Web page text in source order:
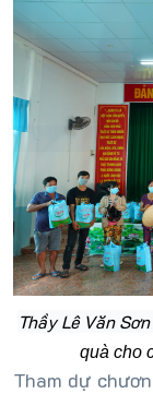
Thầy Lê Văn
quà cho
Tham dự